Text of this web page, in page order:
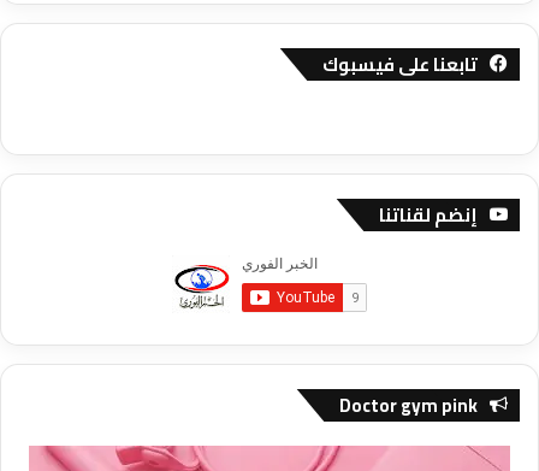
تابعنا على فيسبوك
إنضم لقناتنا
Doctor gym pink